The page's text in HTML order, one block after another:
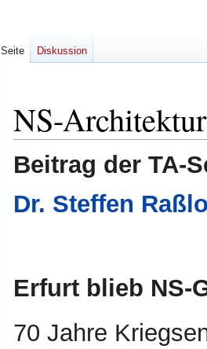
Navigation
springen
Suche
springen
NS-
Beitrag der TA-
Dr. Steffen
Erfurt blieb NS-
70 Jahre
Seite Diskussion